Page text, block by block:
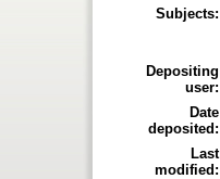
Subjects:
Depositing
user:
Date
deposited:
Last
modified: